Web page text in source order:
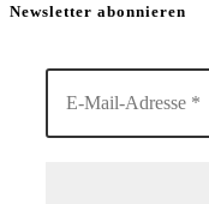
Newsletter abonnieren